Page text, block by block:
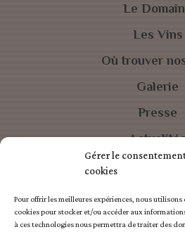
Gérer le
cookies
Pour offrir les meilleures expériences, nous
cookies pour stocker et/ou accéder aux
à ces technologies nous permettra de traiter des
Le
Les Vins
Où trouver
Galerie
Presse